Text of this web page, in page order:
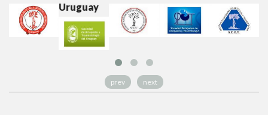
Uruguay
prev next